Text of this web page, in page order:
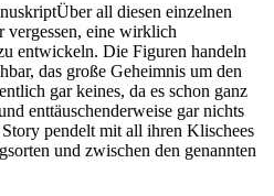
Über all diesen einzelnen
vergessen, eine wirklich
entwickeln. Die Figuren handeln
das große Geheimnis um den
gar keines, da es schon ganz
enttäuschenderweise gar nichts
pendelt mit all ihren Klischees
und zwischen den genannten